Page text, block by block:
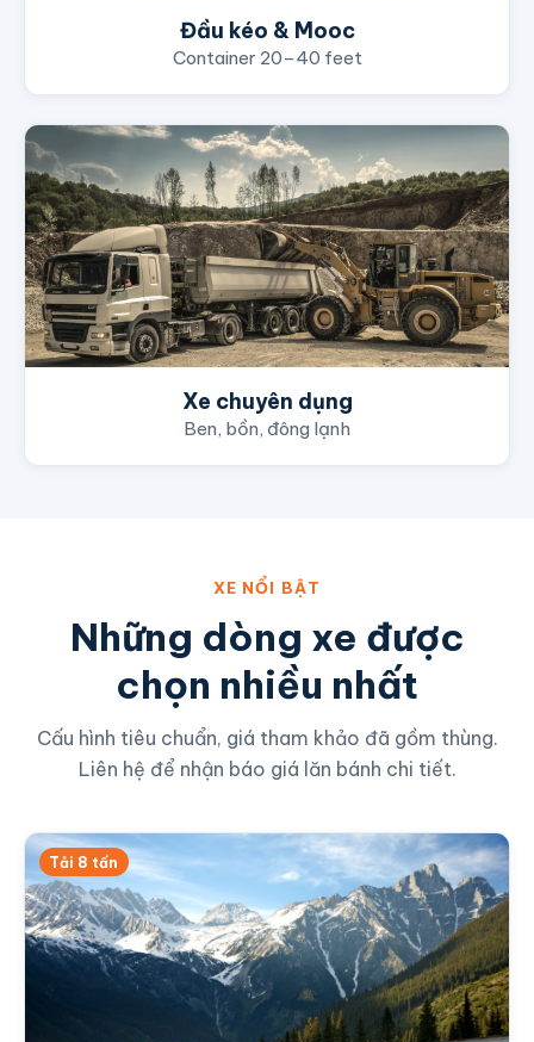
Đầu kéo & Mooc
Container 20–40 feet
Xe chuyên dụng
Ben, bồn, đông lạnh
XE NỔI BẬT
Những dòng xe được
chọn nhiều nhất
Cấu hình tiêu chuẩn, giá tham khảo đã gồm thùng.
Liên hệ để nhận báo giá lăn bánh chi tiết.
Tải 8 tấn